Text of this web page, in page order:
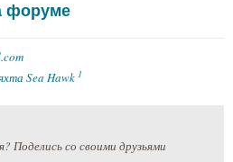
форуме
Sea Hawk 1
Поделись со своими друзьями